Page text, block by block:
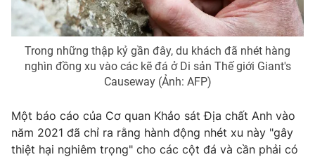
VTV9 VTV8
Liên hệ tòa soạn English
THỜI BÁO VTV
Trong những thập kỷ gần đây, du khách đã nhét hàng
nghìn đồng xu vào các kẽ đá ở Di sản Thế giới Giant's
Causeway (Ảnh: AFP)
Một báo cáo của Cơ quan Khảo sát Địa chất Anh vào
năm 2021 đã chỉ ra rằng hành động nhét xu này "gây
thiệt hại nghiêm trọng" cho các cột đá và cần phải có